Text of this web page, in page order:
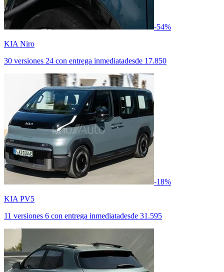
-54%
KIA Niro
30 versiones 24 con entrega inmediatadesde 17.850
-18%
KIA PV5
11 versiones 6 con entrega inmediatadesde 31.595